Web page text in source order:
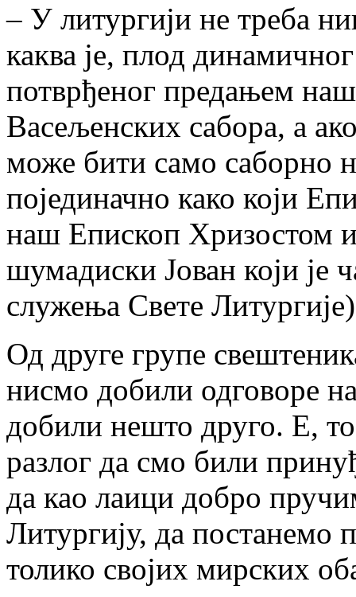
– У литургији не треба
каква је, плод
потврђеног предањем
Васељенских сабора, а
може бити само саборно
појединачно како који
наш Епископ Хризостом
шумадиски Јован који је
служења Свете
Од друге групе
нисмо добили одговоре
добили нешто друго. Е,
разлог да смо били
да као лаици добро
Литургију, да постанемо
толико својих мирских